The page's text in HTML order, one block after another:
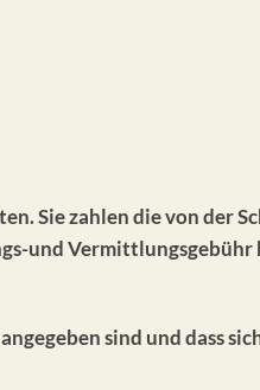
Sie zahlen die von der
und Vermittlungsgebühr
sind und dass